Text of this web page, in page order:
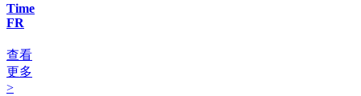
Time
FR
查看
更多
>